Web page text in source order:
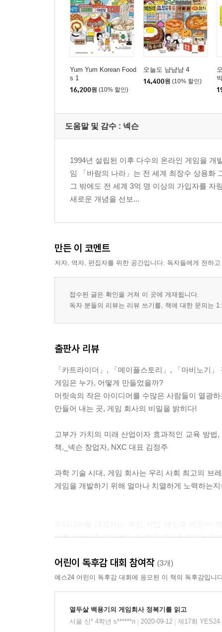
Yum Yum Korean Food
s 1
16,200원 (10% 할인)
오늘도 냠냠냠 4
14,400원 (10% 할인)
도움말 및 감수 : 넥슨
1994년 설립된 이후 다수의 온라인 게임을
임 「바람의 나라」는 전 세계 최장수 상용화
그 밖에도 전 세계 3억 명 이상의 가입자를 자
새로운 개념을 선보...
만든 이 코멘트
저자, 역자, 편집자를 위한 공간입니다. 독자들에게 전하
접수된 글은 확인을 거쳐 이 곳에 게재됩니다.
독자 분들의 리뷰는 리뷰 쓰기를, 책에 대한 문의는
출판사 리뷰
「카트라이더」, 「메이플스토리」, 「마비노기」
게임은 누가, 어떻게 만들었을까?
머릿속의 작은 아이디어를 수많은 사람들이 열광
만들어 내는 곳, 게임 회사의 비밀을 밝히다!
고부가 가치의 미래 산업이자 효과적인 교육 방
책._넥슨 창업자, NXC 대표 김정주
과학 기술 시대, 게임 회사는 우리 사회 최고의 브
게임을 개발하기 위해 얼마나 치열하게 노력하는
비룡소에서 출간되었다. 이 책은 게임을 만드는
넥슨과 비룡소는 각각 게임과 책이라는 매체를 통
창립 20주년을 맞은 두 회사는 오랫동안 문화 산
얼마나 많은 사람들의 노력이 들어가는지, 또 게
이상으로 만드는 것도 즐기게 된다. 그리고 그런
어린이 독후감 대회 참여작 (3개)
예스24 어린이 독후감 대회에 응모된 이 책의 독후감입니
열두살 백용기의 게임회사 정복기를 읽고
서울 신* 4학년 s******n
2020-09-12 제17회